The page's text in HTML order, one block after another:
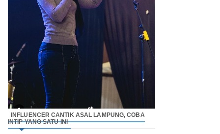
INFLUENCER CANTIK ASAL LAMPUNG, COBA
INTIP YANG SATU INI